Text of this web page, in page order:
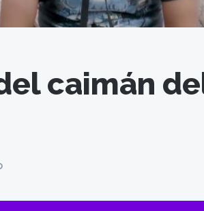
caimán